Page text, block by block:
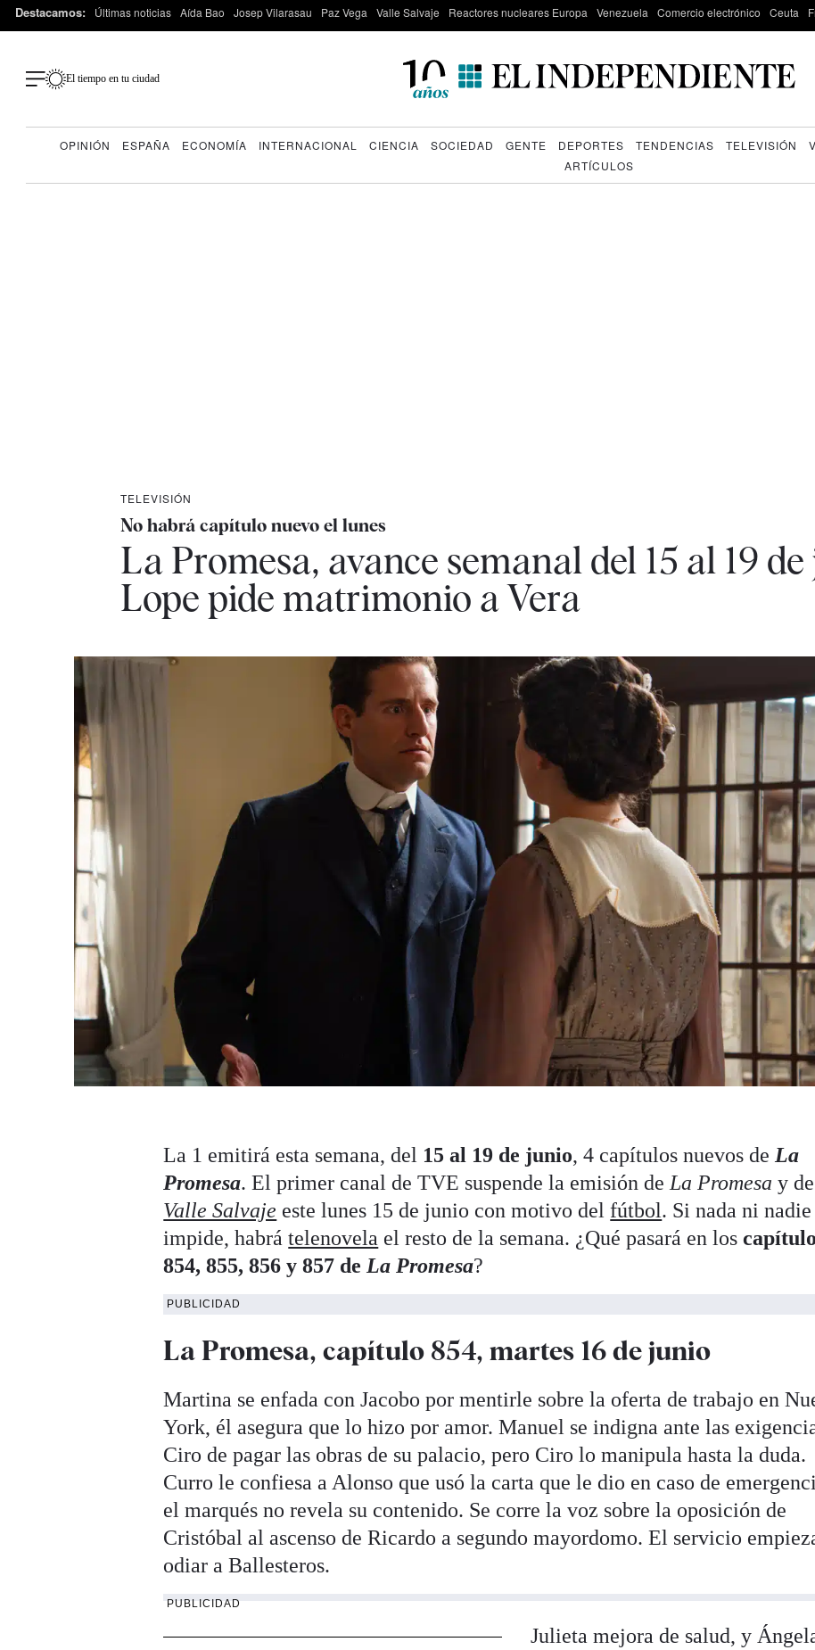
Destacamos: Últimas noticias Aída Bao Josep Vilarasau Paz Vega Valle Salvaje Reactores nucleares Europa Venezuela Comercio electrónico Ceuta
El tiempo en tu ciudad
OPINIÓN ESPAÑA ECONOMÍA INTERNACIONAL CIENCIA SOCIEDAD GENTE DEPORTES TENDENCIAS TELEVISIÓN
ARTÍCULOS
TELEVISIÓN
No habrá capítulo nuevo el lunes
La Promesa, avance semanal del 15 al 19
Lope pide matrimonio a Vera
La 1 emitirá esta semana, del 15 al 19 de junio, 4 capítulos nuevos de La
Promesa. El primer canal de TVE suspende la emisión de La Promesa y de
Valle Salvaje este lunes 15 de junio con motivo delfútbol. Si nada ni
impide, habrátelenovela el resto de la semana. ¿Qué pasará en los
854, 855, 856 y 857 de La Promesa?
PUBLICIDAD
La Promesa, capítulo 854, martes 16 de junio
Martina se enfada con Jacobo por mentirle sobre la oferta de trabajo en
York, él asegura que lo hizo por amor. Manuel se indigna ante las
Ciro de pagar las obras de su palacio, pero Ciro lo manipula hasta la duda.
Curro le confiesa a Alonso que usó la carta que le dio en caso de
el marqués no revela su contenido. Se corre la voz sobre la oposición de
Cristóbal al ascenso de Ricardo a segundo mayordomo. El servicio
odiar a Ballesteros.
PUBLICIDAD
Julieta mejora de salud, y